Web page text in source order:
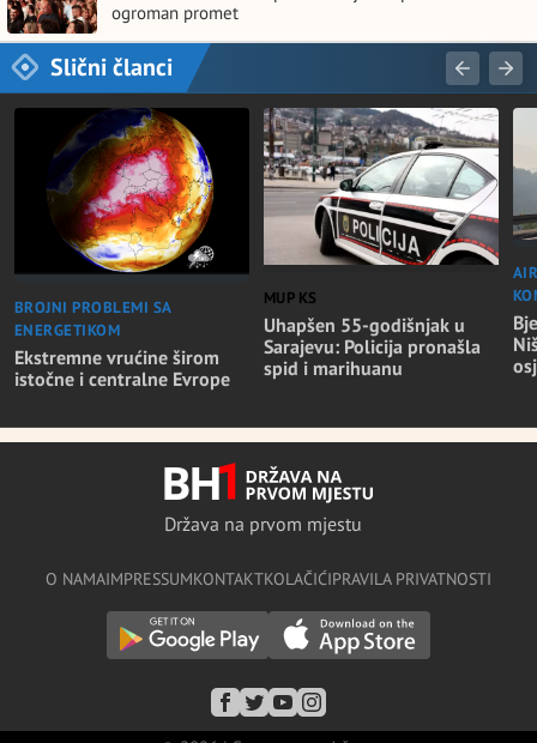
ogroman promet
Slični članci
BROJNI PROBLEMI SA
ENERGETIKOM
Ekstremne vrućine širom
istočne i centralne Evrope
MUP KS
Uhapšen 55-godišnjak u
Sarajevu: Policija pronašla
spid i marihuanu
Država na prvom mjestu
O NAMAIMPRESSUMKONTAKTKOLAČIĆIPRAVILA PRIVATNOSTI